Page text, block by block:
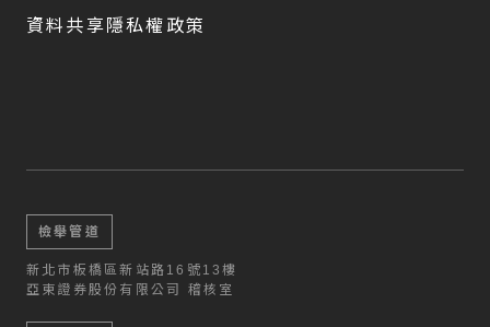
資料共享隱私權政策
檢舉管道
新北市板橋區新站路16號13樓
亞東證券股份有限公司 稽核室